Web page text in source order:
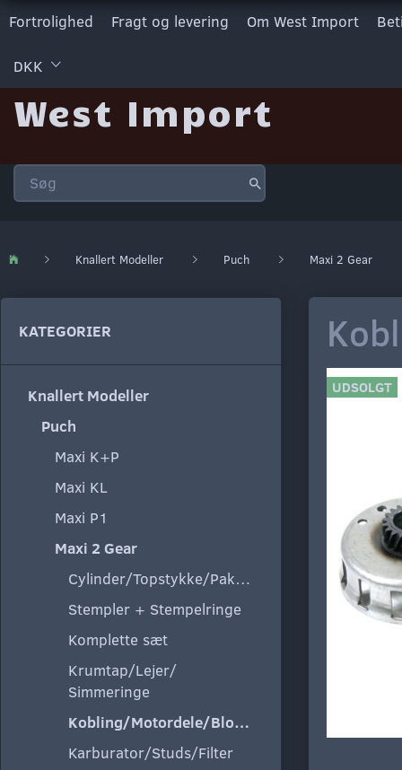
Fortrolighed Fragt og levering Om West Import
DKK
West Import
Knallert Modeller Puch Maxi 2 Gear
KATEGORIER
Knallert Modeller
Puch
Maxi K+P
Maxi KL
Maxi P1
Maxi 2 Gear
Cylinder/Topstykke/Pakning
Stempler + Stempelringe
Komplette sæt
Krumtap/Lejer/
Simmeringe
Kobling/Motordele/Blokke
Karburator/Studs/Filter
UDSOLGT